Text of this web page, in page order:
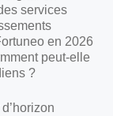
services
en 2026
peut-elle
?